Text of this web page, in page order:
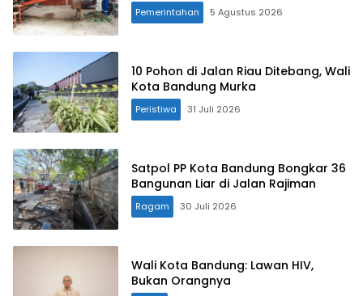
Pemerintahan 5 Agustus 2026
10 Pohon di Jalan Riau Ditebang, Wali
Kota Bandung Murka
Peristiwa 31 Juli 2026
Satpol PP Kota Bandung Bongkar 36
Bangunan Liar di Jalan Rajiman
Ragam 30 Juli 2026
Wali Kota Bandung: Lawan HIV,
Bukan Orangnya